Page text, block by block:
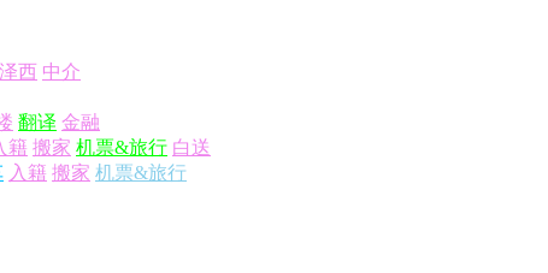
西 中介
翻译 金融
籍 搬家 机票&旅行 白送
入籍 搬家 机票&旅行